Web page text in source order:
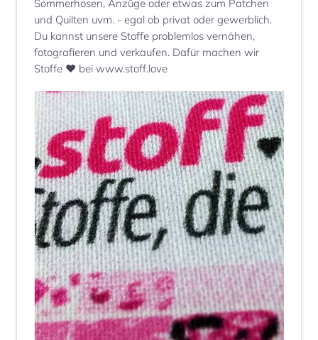
Sommerhosen, Anzüge oder etwas zum Patchen
und Quilten uvm. - egal ob privat oder gewerblich.
Du kannst unsere Stoffe problemlos vernähen,
fotografieren und verkaufen. Dafür machen wir
Stoffe ♥ bei www.stoff.love